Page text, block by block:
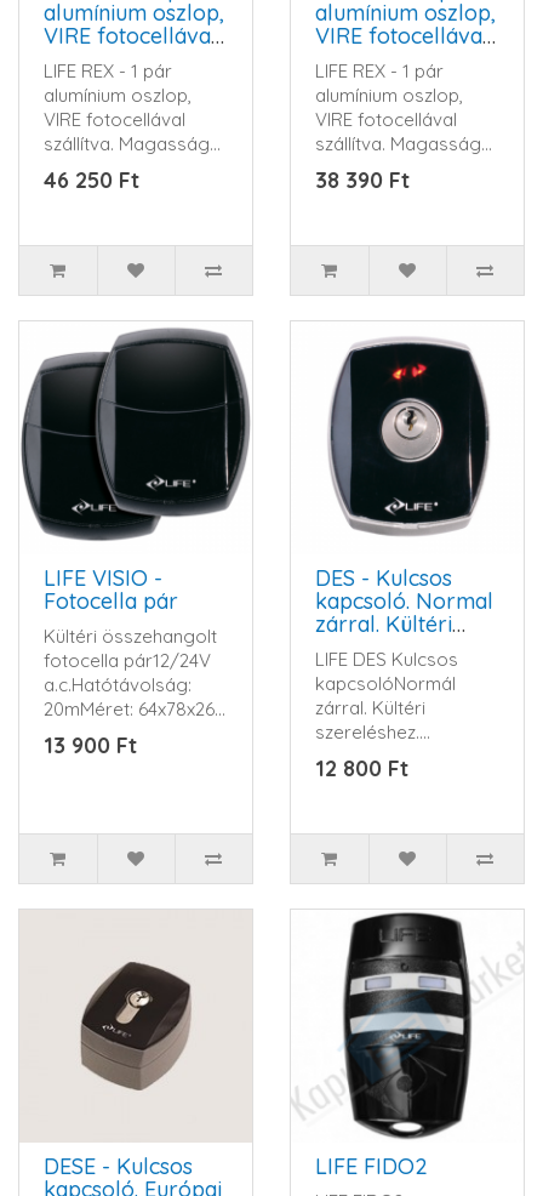
alumínium oszlop,
VIRE fotocellával
szállítva.
Magasság
1000mm
LIFE REX - 1 pár
alumínium oszlop,
VIRE fotocellával
szállítva. Magasság
1000mm..
46 250 Ft
alumínium oszlop,
VIRE fotocellával
szállítva.
Magasság 500mm
LIFE REX - 1 pár
alumínium oszlop,
VIRE fotocellával
szállítva. Magasság
500mm..
38 390 Ft
LIFE VISIO -
Fotocella pár
Kültéri összehangolt
fotocella pár12/24V
a.c.Hatótávolság:
20mMéret: 64x78x26
mm...
13 900 Ft
DES - Kulcsos
kapcsoló. Normal
zárral. Kültéri
szereléshez.
Alumínium házban
LIFE DES Kulcsos
kapcsolóNormál
zárral. Kültéri
szereléshez.
Alumínium házban...
12 800 Ft
DESE - Kulcsos
kapcsoló. Európai
LIFE FIDO2